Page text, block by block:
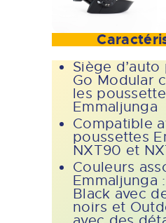
Siège
Go Modular
les
Emmaljunga
Compatible
poussettes
NXT90 et
Couleurs
Emmaljunga
Black avec
noirs et